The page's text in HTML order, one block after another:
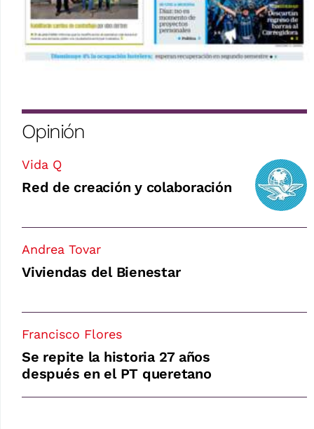
Opinión
Vida Q
Red de creación y colaboración
Andrea Tovar
Viviendas del Bienestar
Francisco Flores
Se repite la historia 27 años
después en el PT queretano